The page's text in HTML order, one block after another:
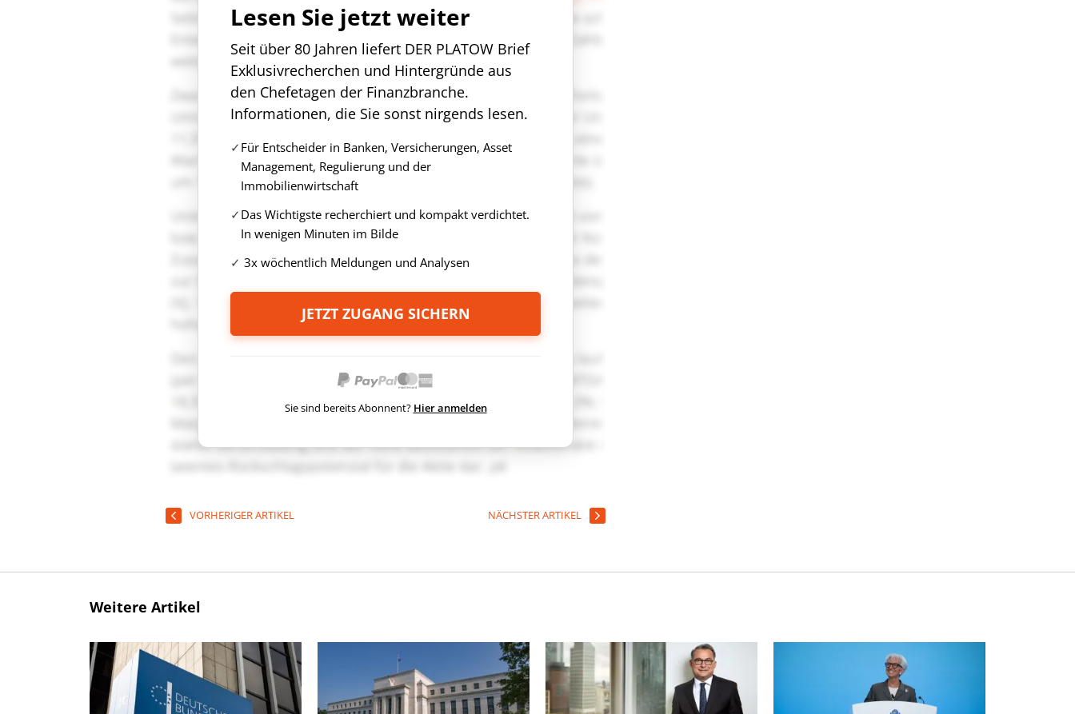
Lesen Sie jetzt weiter
Seit über 80 Jahren liefert DER PLATOW Brief
Exklusivrecherchen und Hintergründe aus
den Chefetagen der Finanzbranche.
Informationen, die Sie sonst nirgends lesen.
Für Entscheider in Banken, Versicherungen, Asset
Management, Regulierung und der
Immobilienwirtschaft
Das Wichtigste recherchiert und kompakt verdichtet.
In wenigen Minuten im Bilde
3x wöchentlich Meldungen und Analysen
JETZT ZUGANG SICHERN
Sie sind bereits Abonnent? Hier anmelden
VORHERIGER ARTIKEL NÄCHSTER ARTIKEL
Weitere Artikel